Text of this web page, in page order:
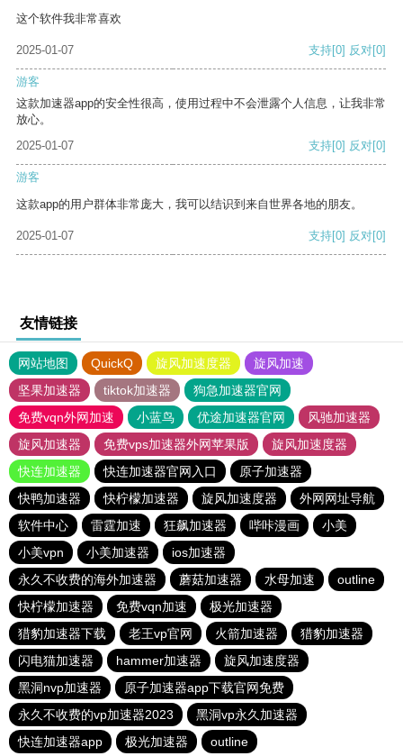
这个软件我非常喜欢
2025-01-07 支持[0] 反对[0]
游客
这款加速器app的安全性很高，使用过程中不会泄露个人信息，让我非常
放心。
2025-01-07
支持[0] 反对[0]
游客
这款app的用户群体非常庞大，我可以结识到来自世界各地的朋友。
2025-01-07 支持[0] 反对[0]
友情链接
网站地图 QuickQ 旋风加速度器
旋风加速
坚果加速器
tiktok加速器
狗急加速器官网
免费vqn外网加速
小蓝鸟 优途加速器官网
风驰加速器
旋风加速器
免费vps加速器外网苹果版
旋风加速度器
快连加速器
快连加速器官网入口
原子加速器
快鸭加速器
快柠檬加速器 旋风加速度器
外网网址导航
软件中心
雷霆加速 狂飙加速器 哔咔漫画
小美
小美vpn
小美加速器
ios加速器
永久不收费的海外加速器
蘑菇加速器 水母加速
outline
快柠檬加速器
免费vqn加速
极光加速器
猎豹加速器下载
老王vp官网 火箭加速器
猎豹加速器
闪电猫加速器
hammer加速器
旋风加速度器
黑洞nvp加速器
原子加速器app下载官网免费
永久不收费的vp加速器2023
黑洞vp永久加速器
快连加速器app
极光加速器 outline